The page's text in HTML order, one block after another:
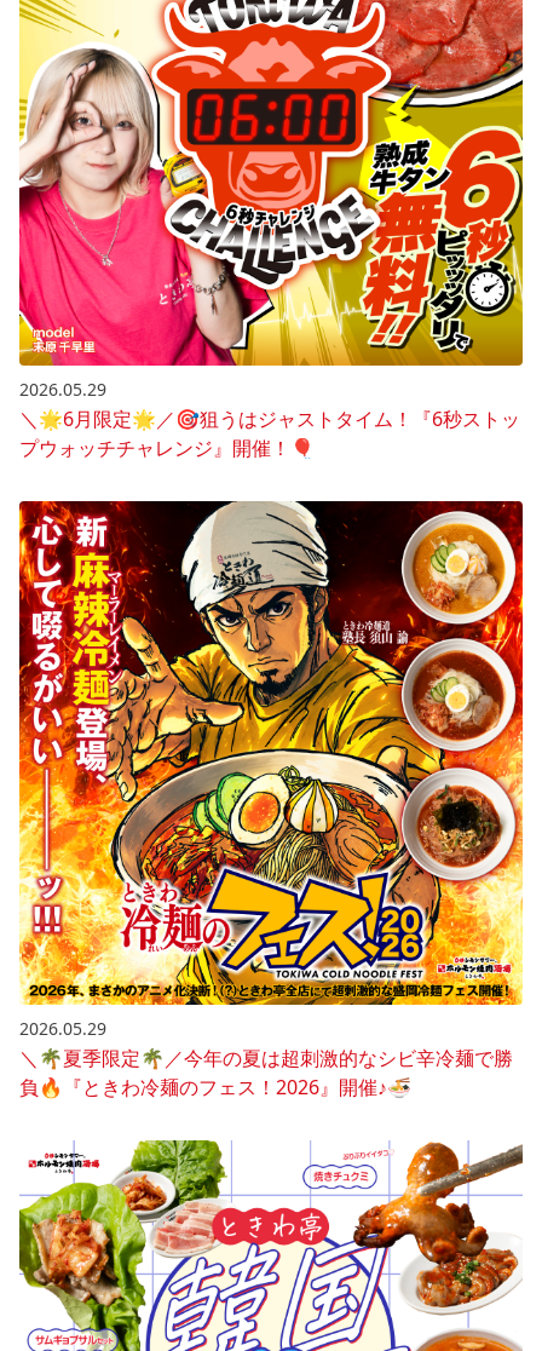
2026.05.29
＼🌟6月限定🌟／🎯狙うはジャストタイム！『6秒ストッ
プウォッチチャレンジ』開催！🎈
2026.05.29
＼🌴夏季限定🌴／今年の夏は超刺激的なシビ辛冷麺で勝
負🔥『ときわ冷麺のフェス！2026』開催♪🍜